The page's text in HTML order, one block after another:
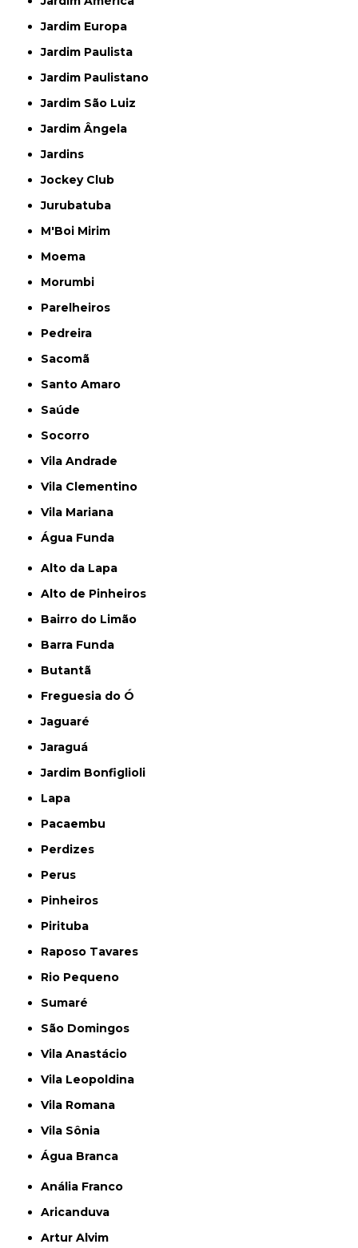
Jardim Europa
Jardim Paulista
Jardim Paulistano
Jardim São Luiz
Jardim Ângela
Jardins
Jockey Club
Jurubatuba
M'Boi Mirim
Moema
Morumbi
Parelheiros
Pedreira
Sacomã
Santo Amaro
Saúde
Socorro
Vila Andrade
Vila Clementino
Vila Mariana
Água Funda
Alto da Lapa
Alto de Pinheiros
Bairro do Limão
Barra Funda
Butantã
Freguesia do Ó
Jaguaré
Jaraguá
Jardim Bonfiglioli
Lapa
Pacaembu
Perdizes
Perus
Pinheiros
Pirituba
Raposo Tavares
Rio Pequeno
Sumaré
São Domingos
Vila Anastácio
Vila Leopoldina
Vila Romana
Vila Sônia
Água Branca
Anália Franco
Aricanduva
Artur Alvim